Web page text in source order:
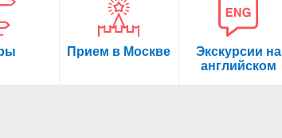
Прием в Москве
Экскурсии на
английском